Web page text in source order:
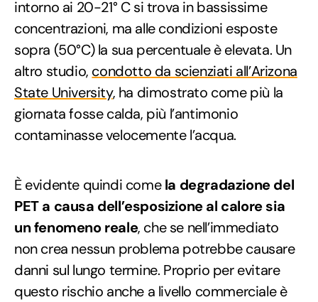
intorno ai 20-21° C si trova in bassissime
concentrazioni, ma alle condizioni esposte
sopra (50°C) la sua percentuale è elevata. Un
altro studio, condotto da scienziati all’Arizona
State University, ha dimostrato come più la
giornata fosse calda, più l’antimonio
contaminasse velocemente l’acqua.
È evidente quindi comela degradazione del
PET a causa dell’esposizione al calore sia
un fenomeno reale, che se nell’immediato
non crea nessun problema potrebbe causare
danni sul lungo termine. Proprio per evitare
questo rischio anche a livello commerciale è